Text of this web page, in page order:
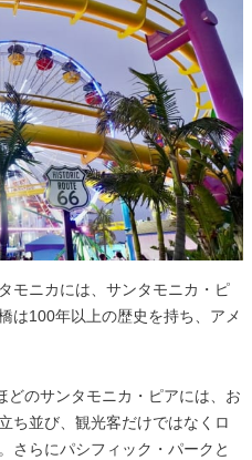
モニカには、サンタモニカ・ピ
は100年以上の歴史を持ち、アメ
のサンタモニカ・ピアには、お
ち並び、観光客だけではなくロ
さらにパシフィック・パークと